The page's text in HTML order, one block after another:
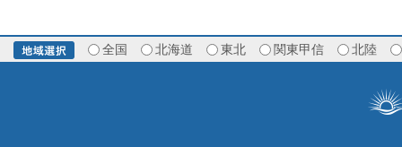
全国 北海道 東北 関東甲信 北陸